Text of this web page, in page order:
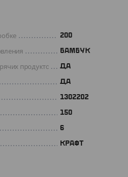
200
БАМБУК
продуктов ДА
ДА
1302202
150
6
КРАФТ